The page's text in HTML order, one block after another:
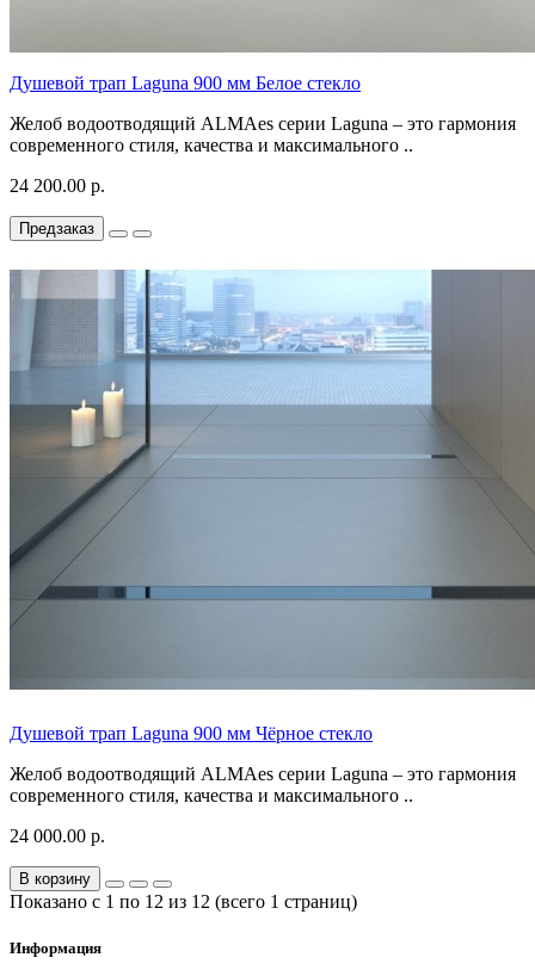
Душевой трап Laguna 900 мм Белое стекло
Желоб водоотводящий ALMAes серии Laguna – это гармония
современного стиля, качества и максимального ..
24 200.00 р.
Предзаказ
Душевой трап Laguna 900 мм Чёрное стекло
Желоб водоотводящий ALMAes серии Laguna – это гармония
современного стиля, качества и максимального ..
24 000.00 р.
В корзину
Показано с 1 по 12 из 12 (всего 1 страниц)
Информация